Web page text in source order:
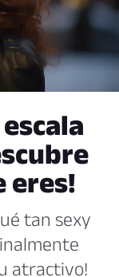
eres!
tan sexy
atractivo!